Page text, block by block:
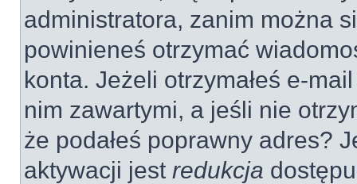
administratora, zanim można
powinieneś otrzymać
konta. Jeżeli otrzymałeś e-
nim zawartymi, a jeśli nie
że podałeś poprawny adres?
aktywacji jest redukcja